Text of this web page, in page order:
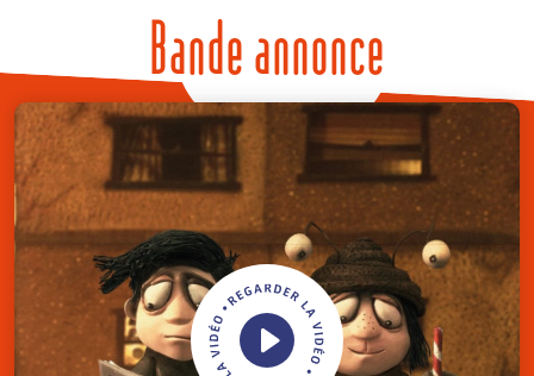
Bande annonce